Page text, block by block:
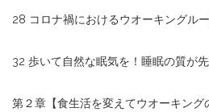
28 コロナ禍におけるウオーキングル
32 歩いて自然な眠気を！睡眠の質が
第２章【食生活を変えてウオーキング